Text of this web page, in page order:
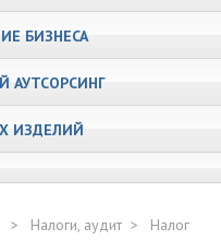
БИЗНЕСА
АУТСОРСИНГ
ИЗДЕЛИЙ
Налоги, аудит Налог